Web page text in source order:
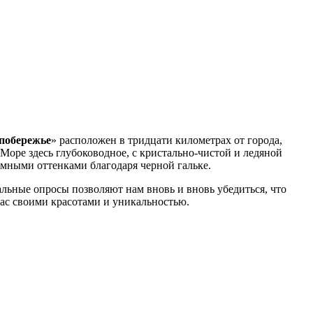
» расположен в тридцати километрах от города,
здесь глубоководное, с кристально-чистой и ледяной
оттенками благодаря черной гальке.
опросы позволяют нам вновь и вновь убедиться, что
своими красотами и уникальностью.